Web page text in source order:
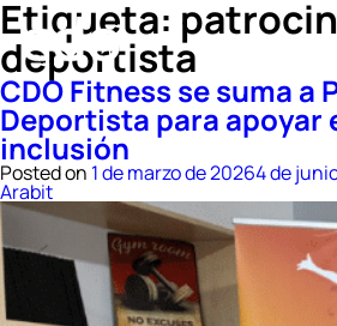
Etiqueta:
deportista
CDO Fitness se suma a
Deportista para apoyar
inclusión
Posted on 1 de marzo de 20264 de
Arabit